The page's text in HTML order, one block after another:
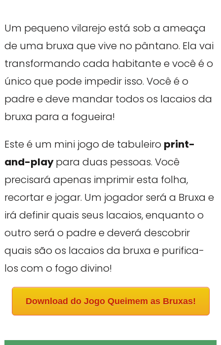
Um pequeno vilarejo está sob a ameaça
de uma bruxa que vive no pântano. Ela vai
transformando cada habitante e você é o
único que pode impedir isso. Você é o
padre e deve mandar todos os lacaios da
bruxa para a fogueira!
Este é um mini jogo de tabuleiro print-
and-playpara duas pessoas. Você
precisará apenas imprimir esta folha,
recortar e jogar. Um jogador será a Bruxa e
irá definir quais seus lacaios, enquanto o
outro será o padre e deverá descobrir
quais são os lacaios da bruxa e purifica-
los com o fogo divino!
Download do Jogo Queimem as Bruxas!